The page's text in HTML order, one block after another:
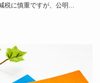
税に慎重ですが、公明...